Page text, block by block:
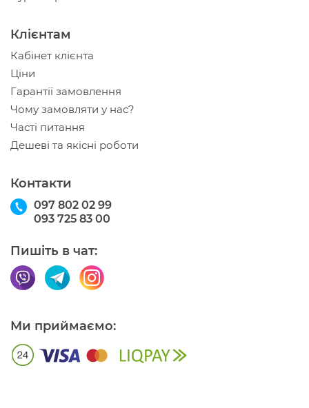
Клієнтам
Кабінет клієнта
Ціни
Гарантії замовлення
Чому замовляти у нас?
Часті питання
Дешеві та якісні роботи
Контакти
097 802 02 99
093 725 83 00
Пишіть в чат:
Ми приймаємо: